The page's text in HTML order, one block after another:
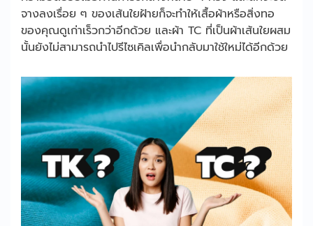
จางลงเรื่อย ๆ ของเส้นใยฝ้ายก็จะทำให้เสื้อผ้าหรือสิ่งทอ
ของคุณดูเก่าเร็วกว่าอีกด้วย และผ้า TC ที่เป็นผ้าเส้นใยผสม
นั้นยังไม่สามารถนำไปรีไซเคิลเพื่อนำกลับมาใช้ใหม่ได้อีกด้วย